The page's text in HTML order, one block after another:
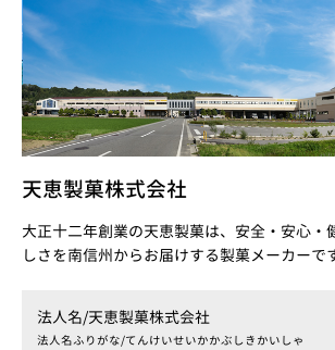
天恵製菓株式会社
大正十二年創業の天恵製菓は、安全・安心・
しさを南信州からお届けする製菓メーカーで
法人名/天恵製菓株式会社
法人名ふりがな/てんけいせいかかぶしきかいしゃ